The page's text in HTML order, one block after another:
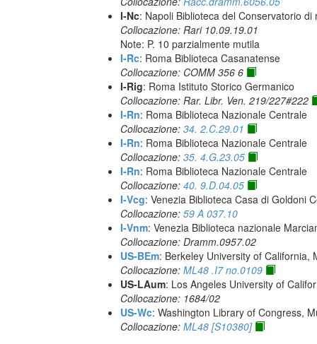
I-Nc: Napoli Biblioteca del Conservatorio
Collocazione: Rari 10.09.19.01
Note: P. 10 parzialmente mutila
I-Rc: Roma Biblioteca Casanatense
Collocazione: COMM 356 6
I-Rig: Roma Istituto Storico Germanico
Collocazione: Rar. Libr. Ven. 219/227#222
I-Rn: Roma Biblioteca Nazionale Centrale
Collocazione: 34. 2.C.29.01
I-Rn: Roma Biblioteca Nazionale Centrale
Collocazione: 35. 4.G.23.05
I-Rn: Roma Biblioteca Nazionale Centrale
Collocazione: 40. 9.D.04.05
I-Vcg: Venezia Biblioteca Casa di Goldoni
Collocazione: 59 A 037.10
I-Vnm: Venezia Biblioteca nazionale
Collocazione: Dramm.0957.02
US-BEm: Berkeley University of California,
Collocazione: ML48 .I7 no.0109
US-LAum: Los Angeles University of
Collocazione: 1684/02
US-Wc: Washington Library of Congress,
Collocazione: ML48 [S10380]